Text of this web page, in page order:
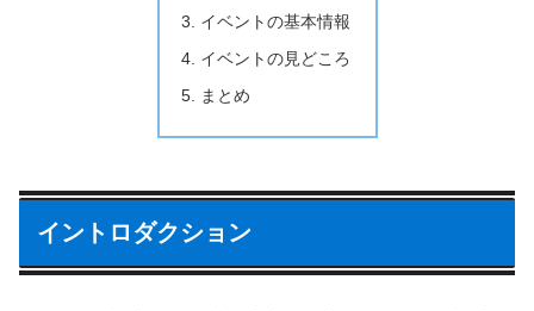
イベントの基本情報
イベントの見どころ
まとめ
イントロダクション